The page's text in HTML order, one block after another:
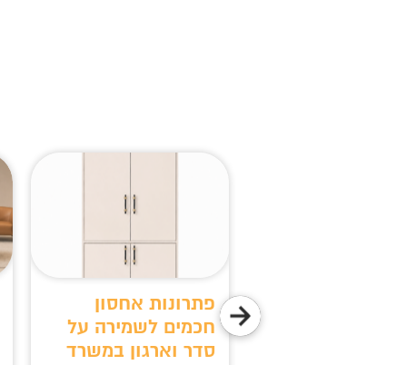
פתרונות אחסון
חכמים לשמירה על
סדר וארגון במשרד